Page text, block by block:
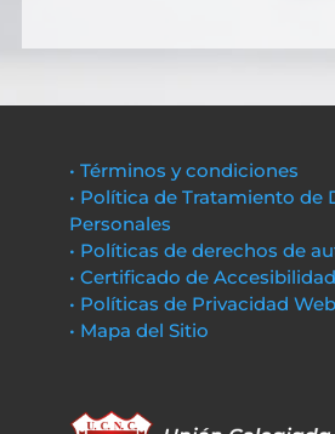
• Términos y condiciones
• Política de Tratamiento de
Personales
• Políticas de derechos de
• Certificado de Accesibilidad
• Políticas de Privacidad Web
• Mapa del Sitio